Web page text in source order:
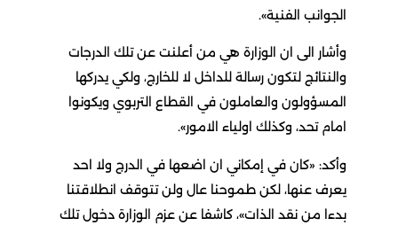
الجوانب الفنية».
وأشار الى ان الوزارة هي من أعلنت عن تلك الدرجات
والنتائج لتكون رسالة للداخل لا للخارج، ولكي يدركها
المسؤولون والعاملون في القطاع التربوي ويكونوا
امام تحد، وكذلك اولياء الامور».
وأكد: «كان في إمكاني ان اضعها في الدرج ولا احد
يعرف عنها، لكن طموحنا عال ولن تتوقف انطلاقتنا
بدءا من نقد الذات»، كاشفا عن عزم الوزارة دخول تلك